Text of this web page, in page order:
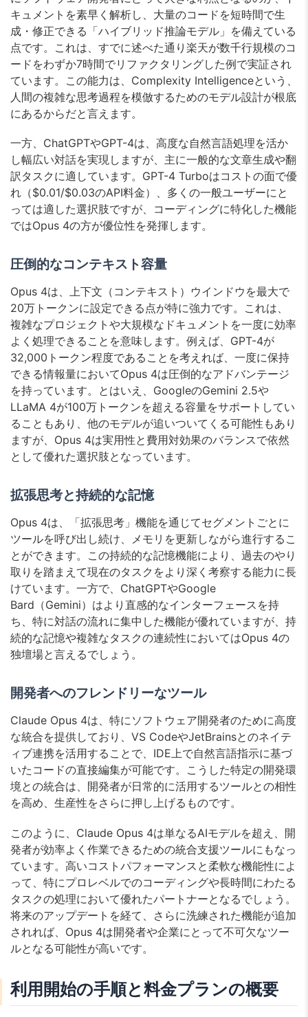
キュメントを素早く解析し、大量のコードを短時間で生
成・修正できる「ハイブリッド推論モデル」を備えている
点です。これは、すでに述べた通り楽天が数千行規模のコ
ードをわずか7時間でリファクタリングした例で実証され
ています。この能力は、Complexity Intelligenceという、
人間の複雑な思考過程を模倣するためのモデル設計が根底
にあるからだと言えます。
一方、ChatGPTやGPT-4は、高度な自然言語処理を活か
し幅広い対話を実現しますが、主に一般的な文章生成や翻
訳タスクに適しています。GPT-4 Turboはコストの面で優
れ（$0.01/$0.03のAPI料金）、多くの一般ユーザーにと
っては適した選択肢ですが、コーディングに特化した機能
ではOpus 4の方が優位性を発揮します。
圧倒的なコンテキスト容量
Opus 4は、上下文（コンテキスト）ウインドウを最大で
20万トークンに設定できる点が特に強力です。これは、
複雑なプロジェクトや大規模なドキュメントを一度に効率
よく処理できることを意味します。例えば、GPT-4が
32,000トークン程度であることを考えれば、一度に保持
できる情報量においてOpus 4は圧倒的なアドバンテージ
を持っています。とはいえ、GoogleのGemini 2.5や
LLaMA 4が100万トークンを超える容量をサポートしてい
ることもあり、他のモデルが追いついてくる可能性もあり
ますが、Opus 4は実用性と費用対効果のバランスで依然
として優れた選択肢となっています。
拡張思考と持続的な記憶
Opus 4は、「拡張思考」機能を通じてセグメントごとに
ツールを呼び出し続け、メモリを更新しながら進行するこ
とができます。この持続的な記憶機能により、過去のやり
取りを踏まえて現在のタスクをより深く考察する能力に長
けています。一方で、ChatGPTやGoogle
Bard（Gemini）はより直感的なインターフェースを持
ち、特に対話の流れに集中した機能が優れていますが、持
続的な記憶や複雑なタスクの連続性においてはOpus 4の
独壇場と言えるでしょう。
開発者へのフレンドリーなツール
Claude Opus 4は、特にソフトウェア開発者のために高度
な統合を提供しており、VS CodeやJetBrainsとのネイテ
ィブ連携を活用することで、IDE上で自然言語指示に基づ
いたコードの直接編集が可能です。こうした特定の開発環
境との統合は、開発者が日常的に活用するツールとの相性
を高め、生産性をさらに押し上げるものです。
このように、Claude Opus 4は単なるAIモデルを超え、開
発者が効率よく作業できるための統合支援ツールにもなっ
ています。高いコストパフォーマンスと柔軟な機能性によ
って、特にプロレベルでのコーディングや長時間にわたる
タスクの処理において優れたパートナーとなるでしょう。
将来のアップデートを経て、さらに洗練された機能が追加
されれば、Opus 4は開発者や企業にとって不可欠なツー
ルとなる可能性が高いです。
利用開始の手順と料金プランの概要